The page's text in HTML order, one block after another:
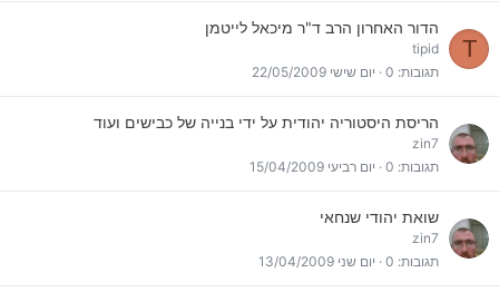
T
הדור האחרון הרב ד"ר מיכאל לייטמן
tipid
תגובות 0 יום שישי 22/05/2009
הריסת היסטוריה יהודית על ידי בנייה של כבישים ועוד
zin7
תגובות 0 יום רביעי 15/04/2009
שואת יהודי שנחאי
zin7
תגובות 0 יום שני 13/04/2009